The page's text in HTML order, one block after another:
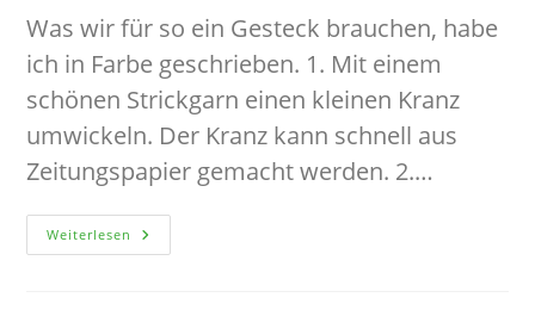
Was wir für so ein Gesteck brauchen, habe
ich in Farbe geschrieben. 1. Mit einem
schönen Strickgarn einen kleinen Kranz
umwickeln. Der Kranz kann schnell aus
Zeitungspapier gemacht werden. 2.…
Weiterlesen Ein
Wintergesteck